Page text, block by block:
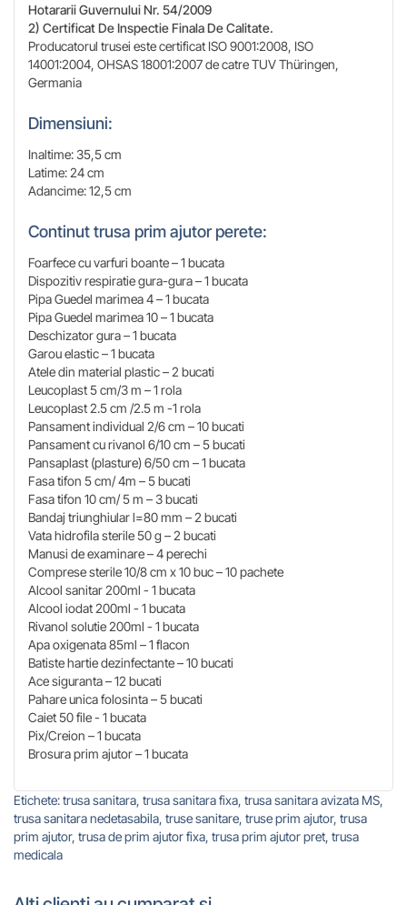
Hotararii Guvernului Nr. 54/2009
2) Certificat De Inspectie Finala De Calitate.
Producatorul trusei este certificat ISO 9001:2008, ISO
14001:2004, OHSAS 18001:2007 de catre TUV Thüringen,
Germania
Dimensiuni:
Inaltime: 35,5 cm
Latime: 24 cm
Adancime: 12,5 cm
Continut trusa prim ajutor perete:
Foarfece cu varfuri boante – 1 bucata
Dispozitiv respiratie gura-gura – 1 bucata
Pipa Guedel marimea 4 – 1 bucata
Pipa Guedel marimea 10 – 1 bucata
Deschizator gura – 1 bucata
Garou elastic – 1 bucata
Atele din material plastic – 2 bucati
Leucoplast 5 cm/3 m – 1 rola
Leucoplast 2.5 cm /2.5 m -1 rola
Pansament individual 2/6 cm – 10 bucati
Pansament cu rivanol 6/10 cm – 5 bucati
Pansaplast (plasture) 6/50 cm – 1 bucata
Fasa tifon 5 cm/ 4m – 5 bucati
Fasa tifon 10 cm/ 5 m – 3 bucati
Bandaj triunghiular l=80 mm – 2 bucati
Vata hidrofila sterile 50 g – 2 bucati
Manusi de examinare – 4 perechi
Comprese sterile 10/8 cm x 10 buc – 10 pachete
Alcool sanitar 200ml - 1 bucata
Alcool iodat 200ml - 1 bucata
Rivanol solutie 200ml - 1 bucata
Apa oxigenata 85ml – 1 flacon
Batiste hartie dezinfectante – 10 bucati
Ace siguranta – 12 bucati
Pahare unica folosinta – 5 bucati
Caiet 50 file - 1 bucata
Pix/Creion – 1 bucata
Brosura prim ajutor – 1 bucata
Etichete:trusa sanitara, trusa sanitara fixa, trusa sanitara avizata MS,
trusa sanitara nedetasabila, truse sanitare, truse prim ajutor, trusa
prim ajutor, trusa de prim ajutor fixa, trusa prim ajutor pret, trusa
medicala